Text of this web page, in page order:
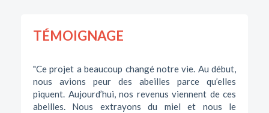
TÉMOIGNAGE
"Ce projet a beaucoup changé notre vie. Au début,
nous avions peur des abeilles parce qu’elles
piquent. Aujourd’hui, nos revenus viennent de ces
abeilles. Nous extrayons du miel et nous le